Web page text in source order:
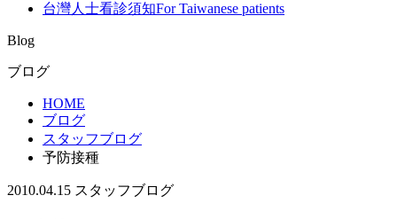
台灣人士看診須知For Taiwanese patients
Blog
ブログ
HOME
ブログ
スタッフブログ
予防接種
2010.04.15 スタッフブログ